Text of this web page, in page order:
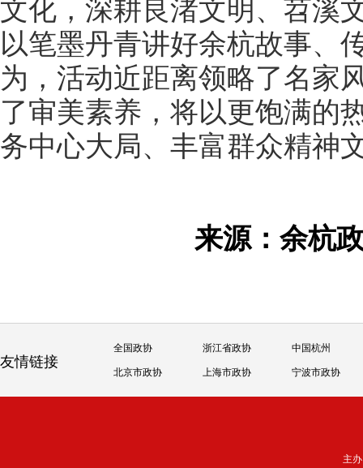
文化，深耕良渚文明、苕溪
以笔墨丹青讲好余杭故事、
为，活动近距离领略了名家
了审美素养，将以更饱满的
务中心大局、丰富群众精神
来源：余
友情链接
全国政协 浙江省政协 中国杭州
北京市政协 上海市政协 宁波市政协
主